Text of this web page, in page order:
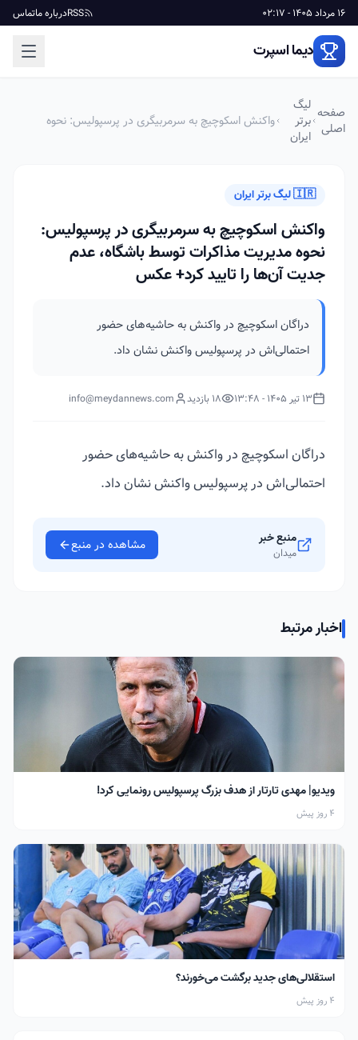
16 مرداد 1405 - 02:17 RSSدرباره ماتماس
دیما اسپرت
صفحه
اصلی
لیگ
برتر
ایران
واکنش اسکوچیچ به سرمربیگری در پرسپولیس: نحوه‌
🇮🇷 لیگ برتر ایران
واکنش اسکوچیچ به سرمربیگری در پرسپولیس:
نحوه‌ مدیریت مذاکرات توسط باشگاه، عدم
جدیت آن‌ها را تایید کرد+ عکس
دراگان اسکوچیچ در واکنش به حاشیه‌های حضور
احتمالی‌اش در پرسپولیس واکنش نشان داد.
13 تیر 1405 - 13:48 18 بازدید info@meydannews.com
دراگان اسکوچیچ در واکنش به حاشیه‌های حضور
احتمالی‌اش در پرسپولیس واکنش نشان داد.
منبع خبر
میدان مشاهده در منبع
اخبار مرتبط
ویدیو| مهدی تارتار از هدف بزرگ پرسپولیس رونمایی کرد!
4 روز پیش
استقلالی‌های جدید برگشت می‌خورند؟
4 روز پیش